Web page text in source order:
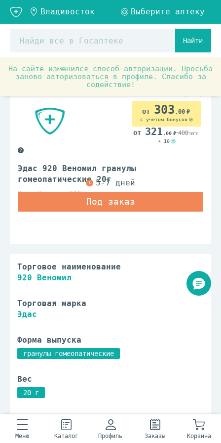
Найти
На сайте изменился способ авторизации. Просьба
заново авторизоваться в профиле. Спасибо за
содействие!
Аптечные товары Прочее Эдас
Эдас 920 Веномил гранулы
гомеопатические 20г
Эдас Холдинг ОАО
303 .00
с учетом бонусов
321 .00 400.00
+ 10
Торговое наименование
920 Веномил
Торговая марка
Эдас
Форма выпуска
гранулы гомеопатические
Вес
20 г
Тип упаковки
банка
Меню Каталог Профиль Заказы Корзина